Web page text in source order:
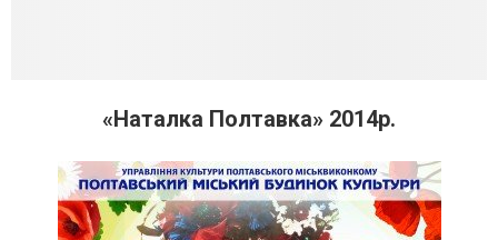
«Наталка Полтавка» 2014р.